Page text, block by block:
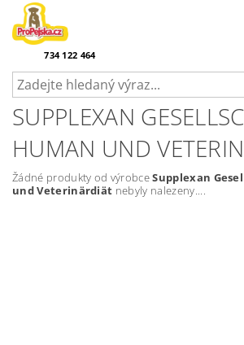
734 122 464
SUPPLEXAN
HUMAN UND
Žádné produkty od výrobceSupplexan
und Veterinärdiät nebyly nalezeny....